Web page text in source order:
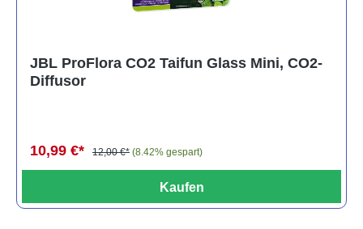
JBL ProFlora CO2 Taifun Glass Mini, CO2-
Diffusor
10,99 €* 12,00 €* (8.42% gespart)
Kaufen